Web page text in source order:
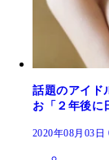
話題のアイド
お「２年後に
2020年08月03日